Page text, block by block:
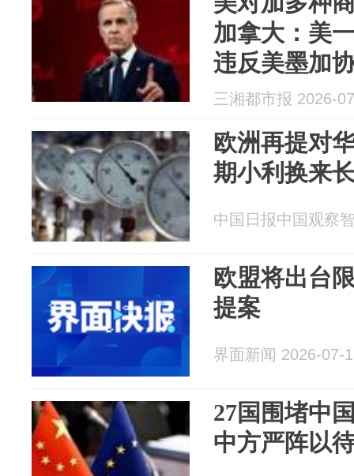
加拿大：美
违反美墨加
对这些对加
三湘都市报 2026-
欧洲再提对
期小利换来
中国日报中国观察
欧盟将出台
提案
界面新闻 2026-07-
27国围堵中
中方严阵以